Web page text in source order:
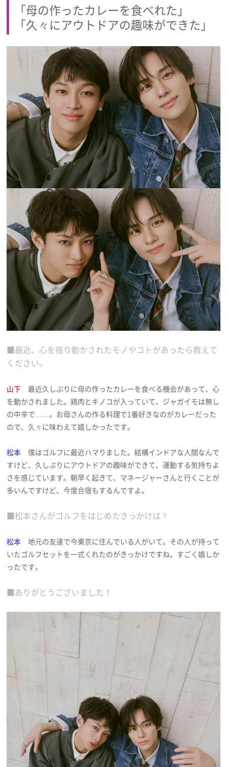
「母の作ったカレーを食べれた」
「久々にアウトドアの趣味ができた」
■最近、心を揺り動かされたモノやコトがあったら教えて
ください。
山下 最近久しぶりに母の作ったカレーを食べる機会があって、心
を動かされました。鶏肉とキノコが入っていて、ジャガイモは無し
の中辛で……。お母さんの作る料理で1番好きなのがカレーだった
ので、久々に味わえて嬉しかったです。
松本 僕はゴルフに最近ハマりました。結構インドアな人間なんで
すけど、久しぶりにアウトドアの趣味ができて、運動する気持ちよ
さを感じています。朝早く起きて、マネージャーさんと行くことが
多いんですけど、今度合宿もするんですよ。
■松本さんがゴルフをはじめたきっかけは？
松本 地元の友達で今東京に住んでいる人がいて。その人が持って
いたゴルフセットを一式くれたのがきっかけですね。すごく嬉しか
ったです。
■ありがとうございました！